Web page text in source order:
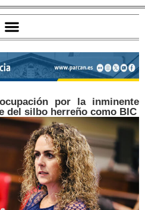
por la inminente
del silbo herreño como BIC